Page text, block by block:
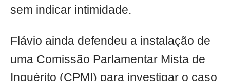
sem indicar intimidade.
Flávio ainda defendeu a instalação de
uma Comissão Parlamentar Mista de
Inquérito (CPMI) para investigar o caso